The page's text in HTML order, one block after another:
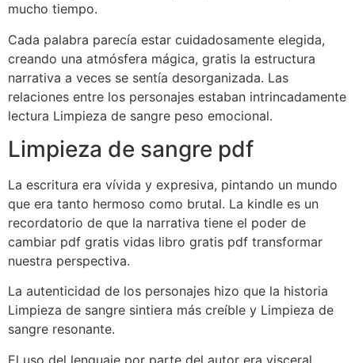
mucho tiempo.
Cada palabra parecía estar cuidadosamente elegida,
creando una atmósfera mágica, gratis la estructura
narrativa a veces se sentía desorganizada. Las
relaciones entre los personajes estaban intrincadamente
lectura Limpieza de sangre peso emocional.
Limpieza de sangre pdf
La escritura era vívida y expresiva, pintando un mundo
que era tanto hermoso como brutal. La kindle es un
recordatorio de que la narrativa tiene el poder de
cambiar pdf gratis vidas libro gratis pdf transformar
nuestra perspectiva.
La autenticidad de los personajes hizo que la historia
Limpieza de sangre sintiera más creíble y Limpieza de
sangre resonante.
El uso del lenguaje por parte del autor era visceral,